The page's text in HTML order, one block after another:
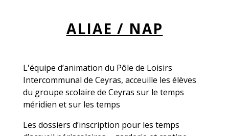
ALIAE / NAP
L'équipe d’animation du Pôle de Loisirs
Intercommunal de Ceyras, acceuille les élèves
du groupe scolaire de Ceyras sur le temps
méridien et sur les temps
Les dossiers d’inscription pour les temps